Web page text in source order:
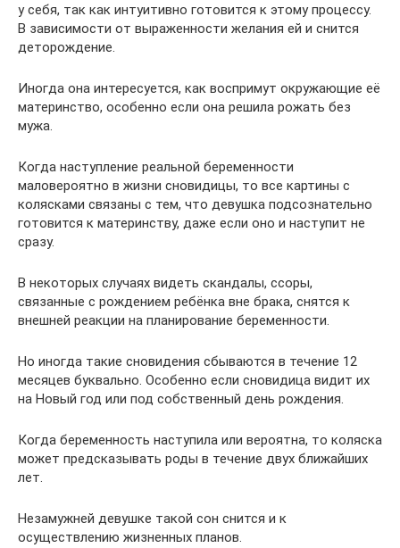
у себя, так как интуитивно готовится к этому процессу.
В зависимости от выраженности желания ей и снится
деторождение.
Иногда она интересуется, как воспримут окружающие её
материнство, особенно если она решила рожать без
мужа.
Когда наступление реальной беременности
маловероятно в жизни сновидицы, то все картины с
колясками связаны с тем, что девушка подсознательно
готовится к материнству, даже если оно и наступит не
сразу.
В некоторых случаях видеть скандалы, ссоры,
связанные с рождением ребёнка вне брака, снятся к
внешней реакции на планирование беременности.
Но иногда такие сновидения сбываются в течение 12
месяцев буквально. Особенно если сновидица видит их
на Новый год или под собственный день рождения.
Когда беременность наступила или вероятна, то коляска
может предсказывать роды в течение двух ближайших
лет.
Незамужней девушке такой сон снится и к
осуществлению жизненных планов.